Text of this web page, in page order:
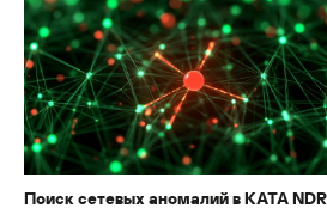
Поиск сетевых аномалий в KATA NDR